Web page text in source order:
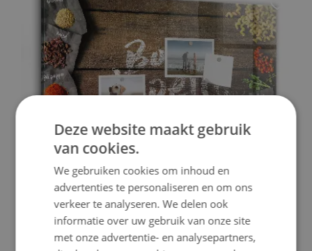
MAGNETISCH WANDBORD HET OPSCHRIFT EET
SMAKELIJK
Prijs: 69.99 € KOPEN
Deze website maakt gebruik
van cookies.
We gebruiken cookies om inhoud en
advertenties te personaliseren en om ons
verkeer te analyseren. We delen ook
informatie over uw gebruik van onze site
met onze advertentie- en analysepartners,